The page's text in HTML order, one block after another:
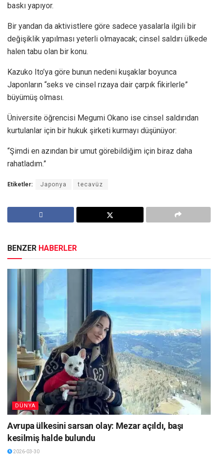
baskı yapıyor.
Bir yandan da aktivistlere göre sadece yasalarla ilgili bir
değişiklik yapılması yeterli olmayacak; cinsel saldırı ülkede
halen tabu olan bir konu.
Kazuko Ito’ya göre bunun nedeni kuşaklar boyunca
Japonların “seks ve cinsel rızaya dair çarpık fikirlerle”
büyümüş olması.
Üniversite öğrencisi Megumi Okano ise cinsel saldırıdan
kurtulanlar için bir hukuk şirketi kurmayı düşünüyor:
“Şimdi en azından bir umut görebildiğim için biraz daha
rahatladım.”
Etiketler: Japonya tecavüz
BENZER HABERLER
DÜNYA
Avrupa ülkesini sarsan olay: Mezar açıldı, başı
kesilmiş halde bulundu
2026-03-30